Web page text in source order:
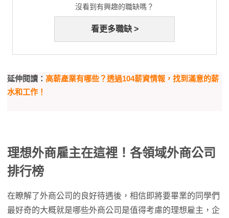
沒看到有興趣的職缺嗎？
看更多職缺 >
延伸閱讀： 高薪產業有哪些？透過104薪資情報，找到滿意的薪
水和工作！
理想外商雇主在這裡！各領域外商公司
排行榜
在瞭解了外商公司的良好待遇後，相信即將要畢業的同學們
最好奇的大概就是哪些外商公司是值得考慮的理想雇主，企